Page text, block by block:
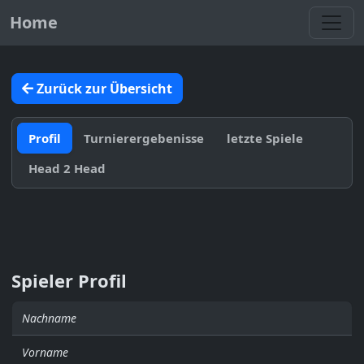
Home
Zurück zur Übersicht
Profil Turnierergebenisse
letzte Spiele
Head 2 Head
Spieler Profil
Nachname
Vorname